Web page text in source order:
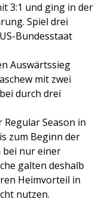
3:1 und ging in der
Spiel drei
Bundesstaat
Auswärtssieg
mit zwei
durch drei
Season in
zum Beginn der
bei nur einer
galten deshalb
Heimvorteil in
nutzen.